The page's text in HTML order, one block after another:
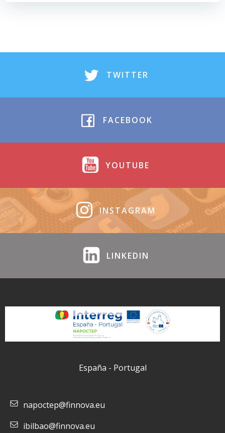
TWITTER
FACEBOOK
YOUTUBE
INSTAGRAM
LINKEDIN
España - Portugal
napoctep@finnova.eu
ibilbao@finnova.eu